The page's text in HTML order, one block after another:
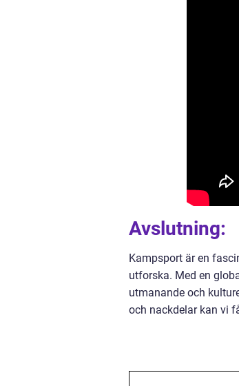
Avslutning:
Kampsport är en
utforska. Med en
utmanande och
och nackdelar kan vi